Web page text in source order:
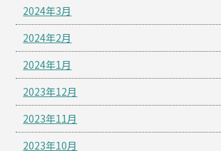
2024年3月
2024年2月
2024年1月
2023年12月
2023年11月
2023年10月